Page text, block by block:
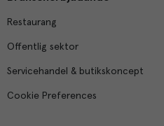
Restaurang
Offentlig sektor
Servicehandel & butikskoncept
Cookie Preferences